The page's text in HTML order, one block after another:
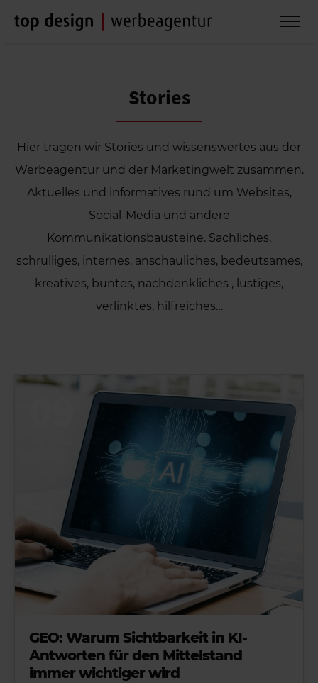
Stories
Hier tragen wir Stories und wissenswertes aus der
Werbeagentur und der Marketingwelt zusammen.
Aktuelles und informatives rund um Websites,
Social-Media und andere
Kommunikationsbausteine. Sachliches,
schrulliges, internes, anschauliches, bedeutsames,
kreatives, buntes, nachdenkliches , lustiges,
verlinktes, hilfreiches…
GEO: Warum Sichtbarkeit in KI-
Antworten für den Mittelstand
immer wichtiger wird